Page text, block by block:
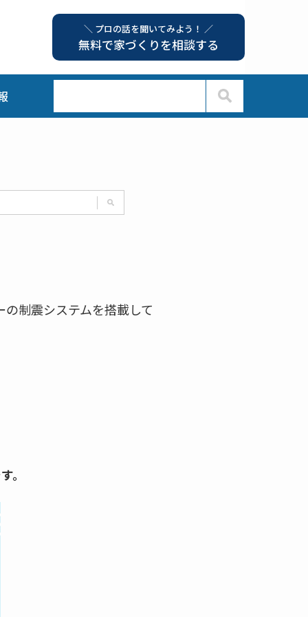
＼ プロの話を聞いてみよう！ ／
無料で家づくりを相談する
制震システムを搭載して
。